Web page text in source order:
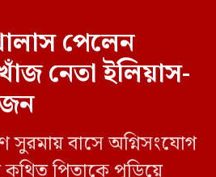
পেলেন
নেতা ইলিয়াস-
সুরমায় বাসে অগ্নিসংযোগ